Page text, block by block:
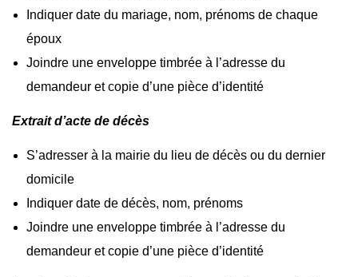
Indiquer date du mariage, nom, prénoms de chaque
époux
Joindre une enveloppe timbrée à l’adresse du
demandeur et copie d’une pièce d’identité
Extrait d’acte de décès
S’adresser à la mairie du lieu de décès ou du dernier
domicile
Indiquer date de décès, nom, prénoms
Joindre une enveloppe timbrée à l’adresse du
demandeur et copie d’une pièce d’identité